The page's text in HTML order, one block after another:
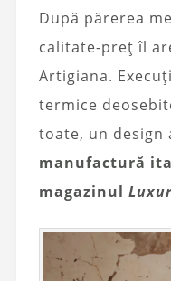
După părerea
calitate-preț îl
Artigiana.
termice
toate, un design
manufactură
magazinul